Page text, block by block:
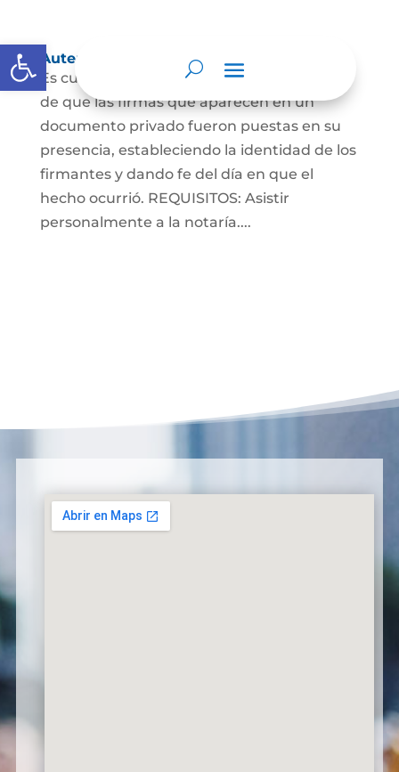
Abrir barra de herramientas
Autenticaciones
Es cuando el notario da testimonio escrito
de que las firmas que aparecen en un
documento privado fueron puestas en su
presencia, estableciendo la identidad de los
firmantes y dando fe del día en que el
hecho ocurrió. REQUISITOS: Asistir
personalmente a la notaría....